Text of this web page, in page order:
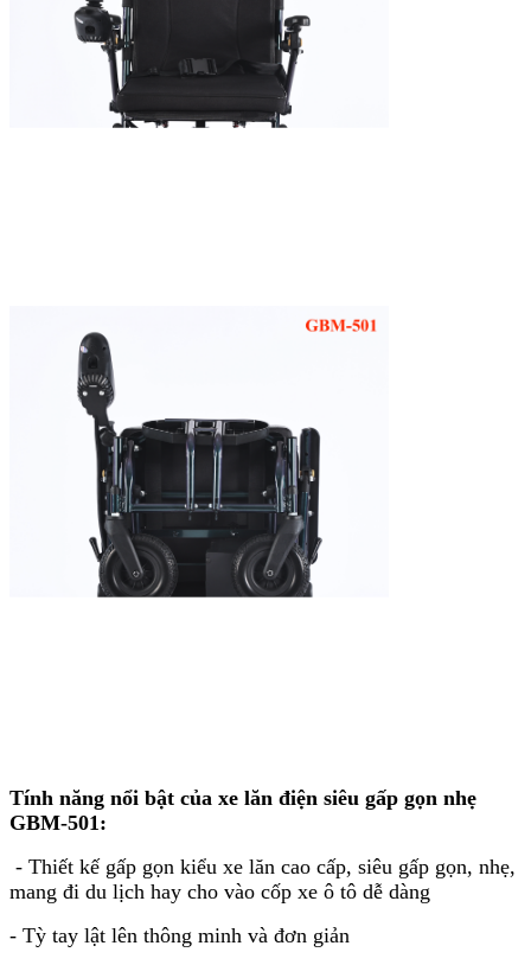
Tính năng nổi bật của xe lăn điện siêu gấp gọn nhẹ
GBM-501:
- Thiết kế gấp gọn kiểu xe lăn cao cấp, siêu gấp gọn, nhẹ,
mang đi du lịch hay cho vào cốp xe ô tô dễ dàng
- Tỳ tay lật lên thông minh và đơn giản